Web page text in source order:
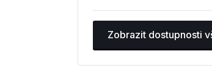
Zobrazit dostupnosti